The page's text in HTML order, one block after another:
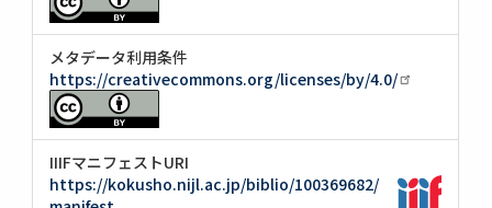
メタデータ利用条件
https://creativecommons.org/licenses/by/4.0/
IIIFマニフェストURI
https://kokusho.nijl.ac.jp/biblio/100369682/